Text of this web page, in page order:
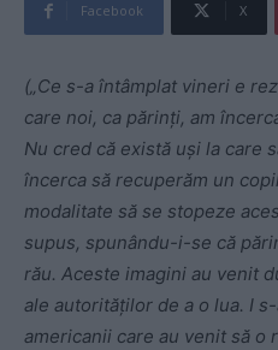
Facebook X
(„Ce s-a întâmplat vineri e
care noi, ca părinţi, am
Nu cred că există uşi la care
încerca să recuperăm un
modalitate să se stopeze
supus, spunându-i-se că
rău. Aceste imagini au venit
ale autorităţilor de a o lua. I
americanii care au venit să o